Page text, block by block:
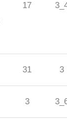
17
31 3
3